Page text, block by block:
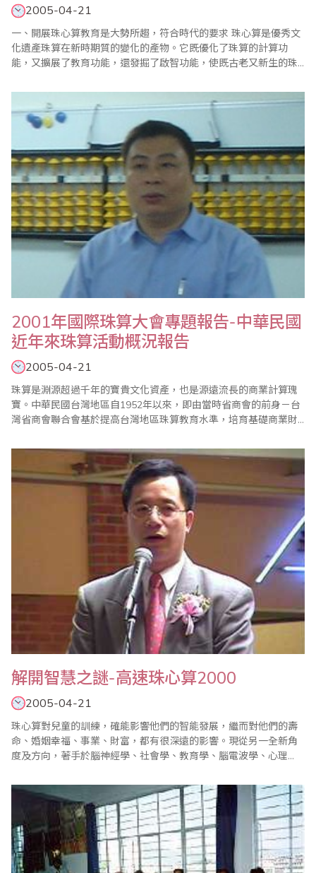
2005-04-21
一、開展珠心算教育是大勢所趨，符合時代的要求 珠心算是優秀文
化遺產珠算在新時期質的變化的產物。它既優化了珠算的計算功
能，又擴展了教育功能，還發掘了啟智功能，使既古老又新生的珠
技，將受世界人們所重視，必將為推動人類的進步做出應有的貢
獻。 （１）教育功能顯著 珠心算的教育功能已日益得到社會重視
2001年國際珠算大會專題報告-中華民國
近年來珠算活動概況報告
2005-04-21
珠算是淵源超過千年的寶貴文化資產，也是源遠流長的商業計算瑰
寶。中華民國台灣地區自1952年以來，即由當時省商會的前身－台
灣省商會聯合會基於提高台灣地區珠算教育水準，培育基礎商業財
聯合會珠算促進委員會著手推動珠算發展活動，迄今已逾50年。目
前，台灣地區珠心算組織如雨後春筍般陸續成立，除了台灣省商業
會珠算委員會以外，並包括成立有30年..
解開智慧之謎-高速珠心算2000
2005-04-21
珠心算對兒童的訓練，確能影響他們的智能發展，繼而對他們的壽
命、婚姻幸福、事業、財富，都有很深遠的影響。現從另一全新角
度及方向，著手於腦神經學、社會學、教育學、腦電波學、心理
代的全新訓練方法，以裨益下一代子弟。 愛因斯坦是智慧的代名
詞，他具高度智能，加上堅毅不屈，突破障礙，勤奮努力，才能舉
世知名，並有影響萬代的卓越成..